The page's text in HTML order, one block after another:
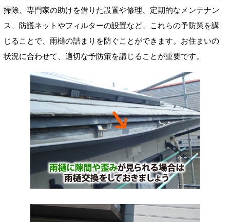
掃除、専門家の助けを借りた設置や修理、定期的なメンテナン
ス、防護ネットやフィルターの設置など、これらの予防策を講
じることで、雨樋の詰まりを防ぐことができます。お住まいの
状況に合わせて、適切な予防策を講じることが重要です。